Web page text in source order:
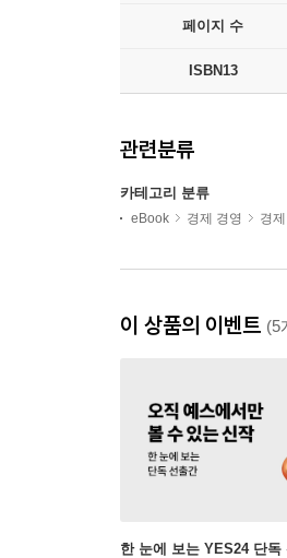
페이지 수
ISBN13
관련분류
카테고리 분류
eBook 경제 경영 경제
이 상품의 이벤트 (5
한 눈에 보는 YES24 단독